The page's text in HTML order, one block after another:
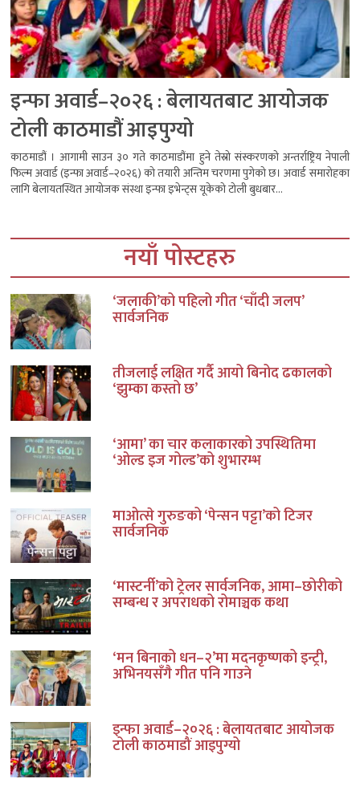
इन्फा अवार्ड–२०२६ : बेलायतबाट आयोजक
टोली काठमाडौं आइपुग्यो
काठमाडौं । आगामी साउन ३० गते काठमाडौंमा हुने तेस्रो संस्करणको अन्तर्राष्ट्रिय नेपाली
फिल्म अवार्ड (इन्फा अवार्ड–२०२६) को तयारी अन्तिम चरणमा पुगेको छ। अवार्ड समारोहका
लागि बेलायतस्थित आयोजक संस्था इन्फा इभेन्ट्स यूकेको टोली बुधबार...
नयाँ पोस्टहरु
‘जलाकी’को पहिलो गीत ‘चाँदी जलप’
सार्वजनिक
तीजलाई लक्षित गर्दै आयो बिनोद ढकालको
‘झुम्का कस्तो छ’
‘आमा’ का चार कलाकारको उपस्थितिमा
‘ओल्ड इज गोल्ड’को शुभारम्भ
माओत्से गुरुङको ‘पेन्सन पट्टा’को टिजर
सार्वजनिक
‘मास्टर्नी’को ट्रेलर सार्वजनिक, आमा–छोरीको
सम्बन्ध र अपराधको रोमाञ्चक कथा
‘मन बिनाको धन–२’मा मदनकृष्णको इन्ट्री,
अभिनयसँगै गीत पनि गाउने
इन्फा अवार्ड–२०२६ : बेलायतबाट आयोजक
टोली काठमाडौं आइपुग्यो